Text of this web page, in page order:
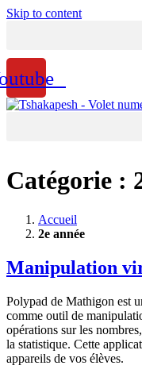
Skip to content
Catégorie :
Accueil
2e année
Manipulation
Polypad de Mathigon est
comme outil de
opérations sur les
la statistique. Cette
appareils de vos élèves.